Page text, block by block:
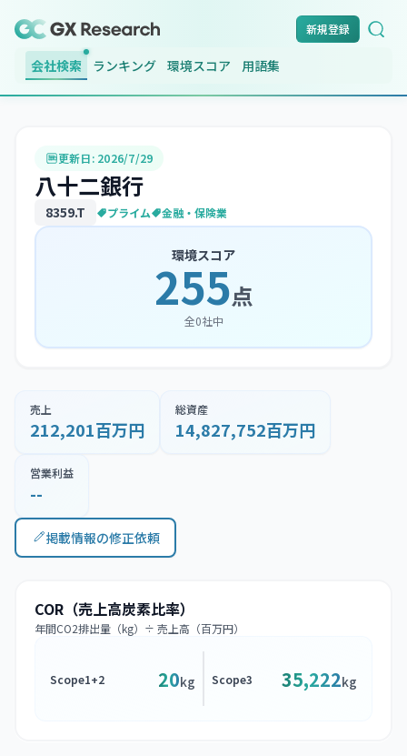
新規登録
会社検索 ランキング 環境スコア 用語集
更新日: 2026/7/29
八十二銀行
8359.T プライム 金融・保険業
環境スコア
255点
全0社中
売上
212,201百万円
総資産
14,827,752百万円
営業利益
--
掲載情報の修正依頼
COR（売上高炭素比率）
年間CO2排出量（kg）÷ 売上高（百万円）
Scope1+2 20kg Scope3 35,222kg